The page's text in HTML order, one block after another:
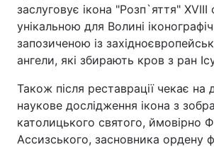
заслуговує ікона "Розп`яття" XVIII
унікальною для Волині
запозиченою із
ангели, які збирають кров з ран
Також після реставрації чекає на
наукове дослідження ікона з
католицького святого, ймовірно
Ассизського, засновника ордену